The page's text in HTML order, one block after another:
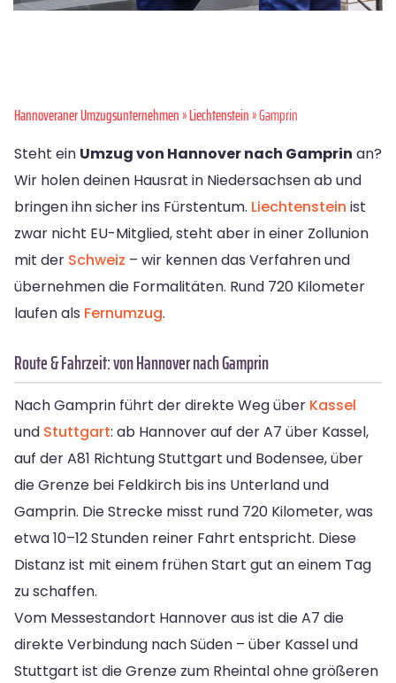
Hannoveraner Umzugsunternehmen»Liechtenstein» Gamprin
Steht ein Umzug von Hannover nach Gamprin an?
Wir holen deinen Hausrat in Niedersachsen ab und
bringen ihn sicher ins Fürstentum. Liechtenstein ist
zwar nicht EU-Mitglied, steht aber in einer Zollunion
mit der Schweiz – wir kennen das Verfahren und
übernehmen die Formalitäten. Rund 720 Kilometer
laufen als Fernumzug.
Route & Fahrzeit: von Hannover nach Gamprin
Nach Gamprin führt der direkte Weg über Kassel
und Stuttgart: ab Hannover auf der A7 über Kassel,
auf der A81 Richtung Stuttgart und Bodensee, über
die Grenze bei Feldkirch bis ins Unterland und
Gamprin. Die Strecke misst rund 720 Kilometer, was
etwa 10–12 Stunden reiner Fahrt entspricht. Diese
Distanz ist mit einem frühen Start gut an einem Tag
zu schaffen.
Vom Messestandort Hannover aus ist die A7 die
direkte Verbindung nach Süden – über Kassel und
Stuttgart ist die Grenze zum Rheintal ohne größeren